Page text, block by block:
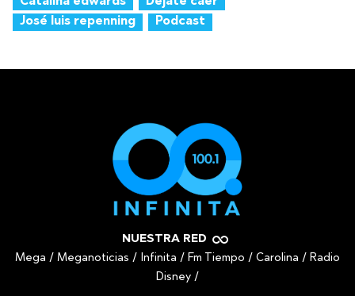
José luis repenning
Podcast
NUESTRA RED
Mega / Meganoticias / Infinita / Fm Tiempo / Carolina / Radio
Disney /